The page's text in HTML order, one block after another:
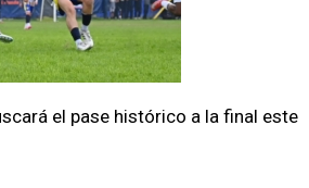
el pase histórico a la final este